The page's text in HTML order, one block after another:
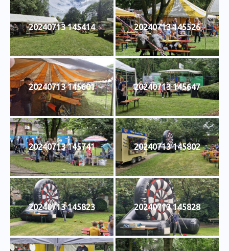
20240713 145414 20240713 145526
20240713 145601 20240713 145647
20240713 145741 20240713 145802
20240713 145823 20240713 145828